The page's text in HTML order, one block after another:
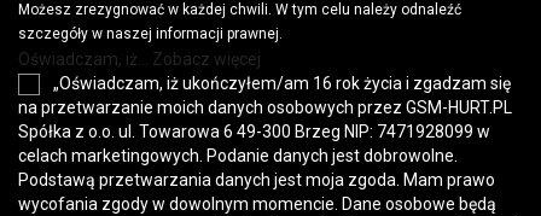
Możesz zrezygnować w każdej chwili. W tym celu należy odnaleźć
szczegóły w naszej informacji prawnej.
Oświadczam, iż... Zobacz więcej
„Oświadczam, iż ukończyłem/am 16 rok życia i zgadzam się
na przetwarzanie moich danych osobowych przez GSM-HURT.PL
Spółka z o.o. ul. Towarowa 6 49-300 Brzeg NIP: 7471928099 w
celach marketingowych. Podanie danych jest dobrowolne.
Podstawą przetwarzania danych jest moja zgoda. Mam prawo
wycofania zgody w dowolnym momencie. Dane osobowe będą